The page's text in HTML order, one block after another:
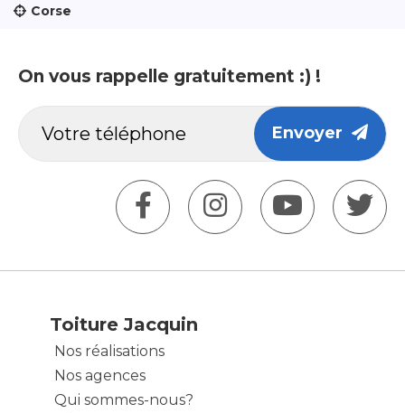
Corse
On vous rappelle gratuitement :) !
Envoyer
Toiture Jacquin
Nos réalisations
Nos agences
Qui sommes-nous?